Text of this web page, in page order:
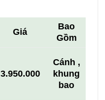
Giá
Bao
Gồm
3.950.000
Cánh ,
khung
bao